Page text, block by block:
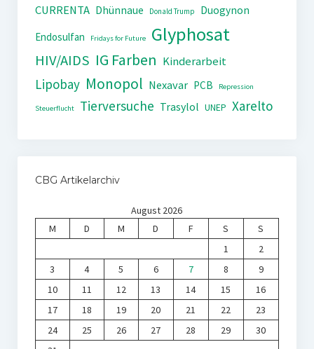
CURRENTA Dhünnaue Donald Trump
Duogynon
Endosulfan
Fridays for Future Glyphosat
HIV/AIDS IG Farben Kinderarbeit
Lipobay Monopol Nexavar PCB Repression
Steuerflucht Tierversuche Trasylol UNEP Xarelto
CBG Artikelarchiv
August 2026
M
D M D F S
S
1
2
3
4 5 6 7 8
9
10
11 12 13 14 15
16
17
18 19 20 21 22
23
24
25 26 27 28 29
30